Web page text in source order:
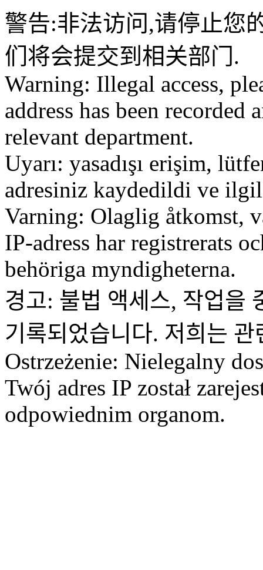
警告:非法访问,请停止您
们将会提交到相关部门.
Warning: Illegal access,
address has been
relevant department.
Uyarı: yasadışı erişim,
adresiniz kaydedildi ve
Varning: Olaglig åtkomst,
IP-adress har registrerats
behöriga myndigheterna.
경고: 불법 액세스, 작업을
기록되었습니다. 저희는
Ostrzeżenie: Nielegalny
Twój adres IP został
odpowiednim organom.